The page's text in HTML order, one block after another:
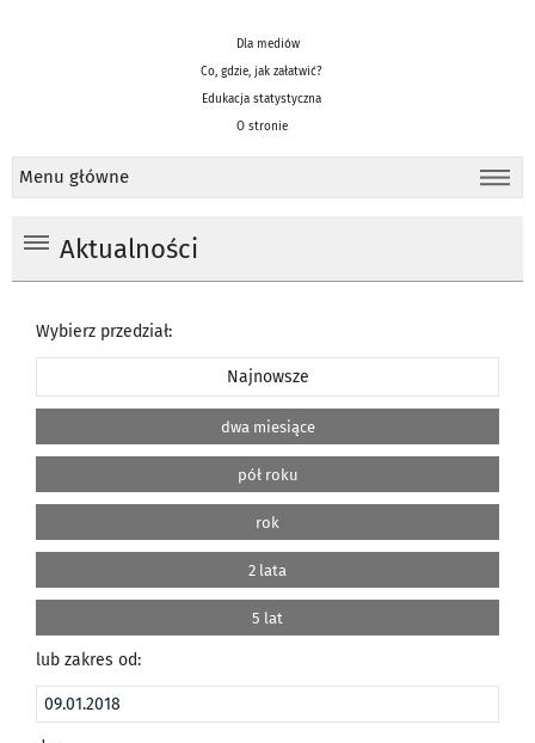
Dla mediów
Co, gdzie, jak załatwić?
Edukacja statystyczna
O stronie
Menu główne
Aktualności
Wybierz przedział:
Najnowsze
dwa miesiące
pół roku
rok
2 lata
5 lat
lub zakres od: